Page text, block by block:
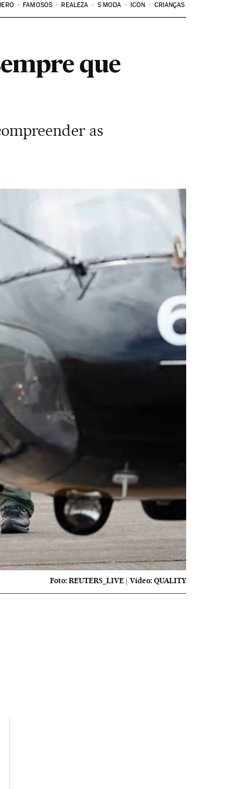
FAMOSOS REALEZA S MODA ICON CRIANÇAS
que
as
Foto: REUTERS_LIVE |Vídeo: QUALITY